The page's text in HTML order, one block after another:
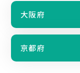
大阪府
京都府